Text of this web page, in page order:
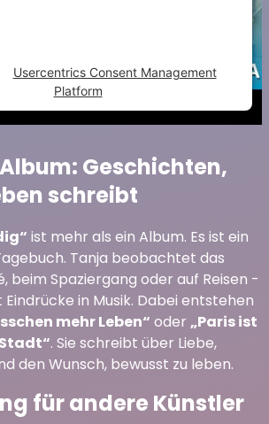
Usercentrics Consent Management
Platform
Geschichten,
schreibt
ist mehr als ein Album. Es ist ein
Tanja beobachtet das
beim Spaziergang oder auf Reisen -
in Musik. Dabei entstehen
mehr Leben“ oder „Paris ist
. Sie schreibt über Liebe,
den Wunsch, bewusst zu leben.
für andere Künstler